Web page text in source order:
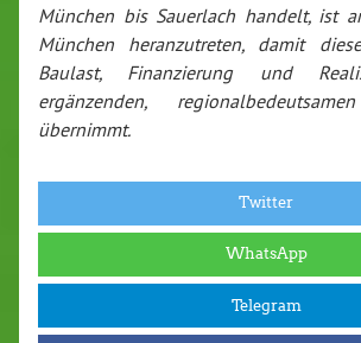
München bis Sauerlach handelt, ist
München heranzutreten, damit
Baulast, Finanzierung und
ergänzenden,
übernimmt.
Twitter
WhatsApp
Telegram